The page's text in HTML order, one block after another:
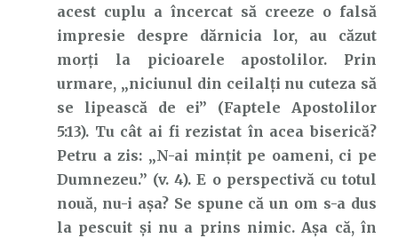
acest cuplu a încercat să creeze o falsă
impresie despre dărnicia lor, au căzut
morți la picioarele apostolilor. Prin
urmare, „niciunul din ceilalţi nu cuteza să
se lipească de ei” (Faptele Apostolilor
5:13). Tu cât ai fi rezistat în acea biserică?
Petru a zis: „N-ai minţit pe oameni, ci pe
Dumnezeu.” (v. 4). E o perspectivă cu totul
nouă, nu-i așa? Se spune că un om s-a dus
la pescuit și nu a prins nimic. Așa că, în